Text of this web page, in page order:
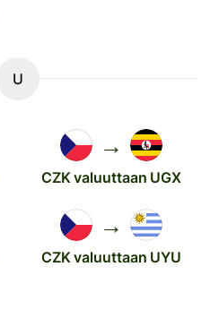
U
→
CZK valuuttaan UGX
→
CZK valuuttaan UYU